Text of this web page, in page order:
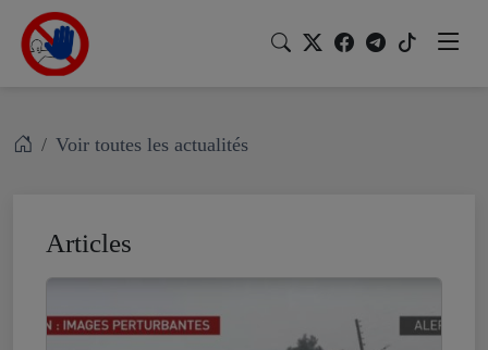
Voir toutes les actualités
Articles